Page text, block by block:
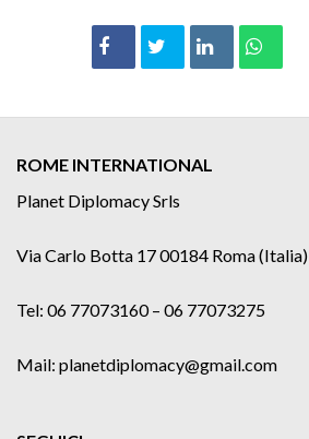
ROME INTERNATIONAL
Planet Diplomacy Srls
Via Carlo Botta 17 00184 Roma (Italia)
Tel: 06 77073160 – 06 77073275
Mail: planetdiplomacy@gmail.com